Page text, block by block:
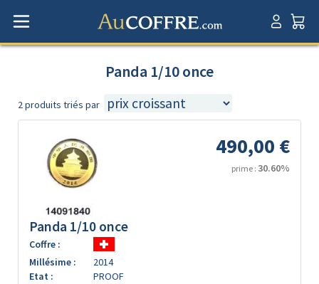
Panda 1/10 once
2 produits triés par
490,00 €
prime : 30.60%
Panda 1/10 once
Coffre :
Millésime :
2014
Etat :
PROOF